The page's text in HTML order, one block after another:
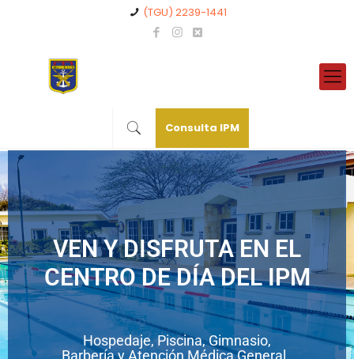
(TGU) 2239-1441
Consulta IPM
VEN Y DISFRUTA EN EL
CENTRO DE DÍA DEL IPM
Hospedaje, Piscina, Gimnasio,
Barbería y Atención Médica General.